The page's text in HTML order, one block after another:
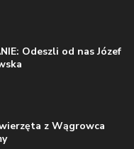
Odeszli od nas Józef
z Wągrowca